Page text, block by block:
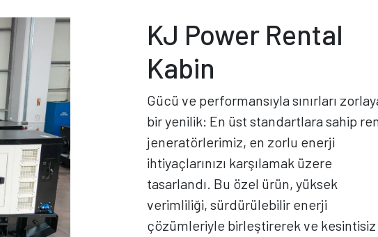
KJ Power Rental
Kabin
Gücü ve performansıyla sınırları
bir yenilik: En üst standartlara sahip
jeneratörlerimiz, en zorlu enerji
ihtiyaçlarınızı karşılamak üzere
tasarlandı. Bu özel ürün, yüksek
verimliliği, sürdürülebilir enerji
çözümleriyle birleştirerek ve kesintisiz